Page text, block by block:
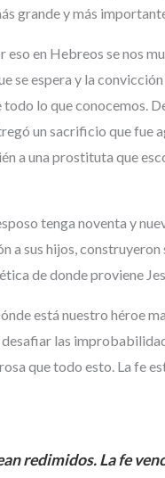
grande y más
eso en Hebreos se nos
se espera y la convicción
lo que conocemos.
un sacrificio que fue
a una prostituta que
tenga noventa y
a sus hijos, construyeron
de donde proviene
está nuestro héroe
desafiar las
que todo esto. La fe
redimidos. La fe